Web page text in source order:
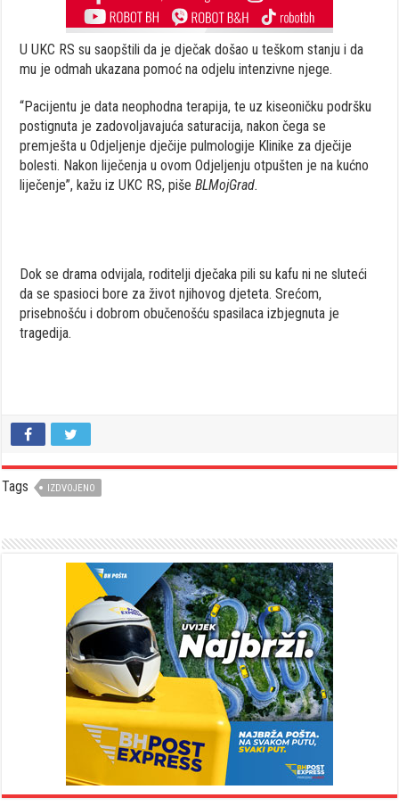
U UKC RS su saopštili da je dječak došao u teškom stanju i da
mu je odmah ukazana pomoć na odjelu intenzivne njege.
“Pacijentu je data neophodna terapija, te uz kiseoničku podršku
postignuta je zadovoljavajuća saturacija, nakon čega se
premješta u Odjeljenje dječije pulmologije Klinike za dječije
bolesti. Nakon liječenja u ovom Odjeljenju otpušten je na kućno
liječenje”, kažu iz UKC RS, pišeBLMojGrad.
Dok se drama odvijala, roditelji dječaka pili su kafu ni ne sluteći
da se spasioci bore za život njihovog djeteta. Srećom,
prisebnošću i dobrom obučenošću spasilaca izbjegnuta je
tragedija.
Tags IZDVOJENO